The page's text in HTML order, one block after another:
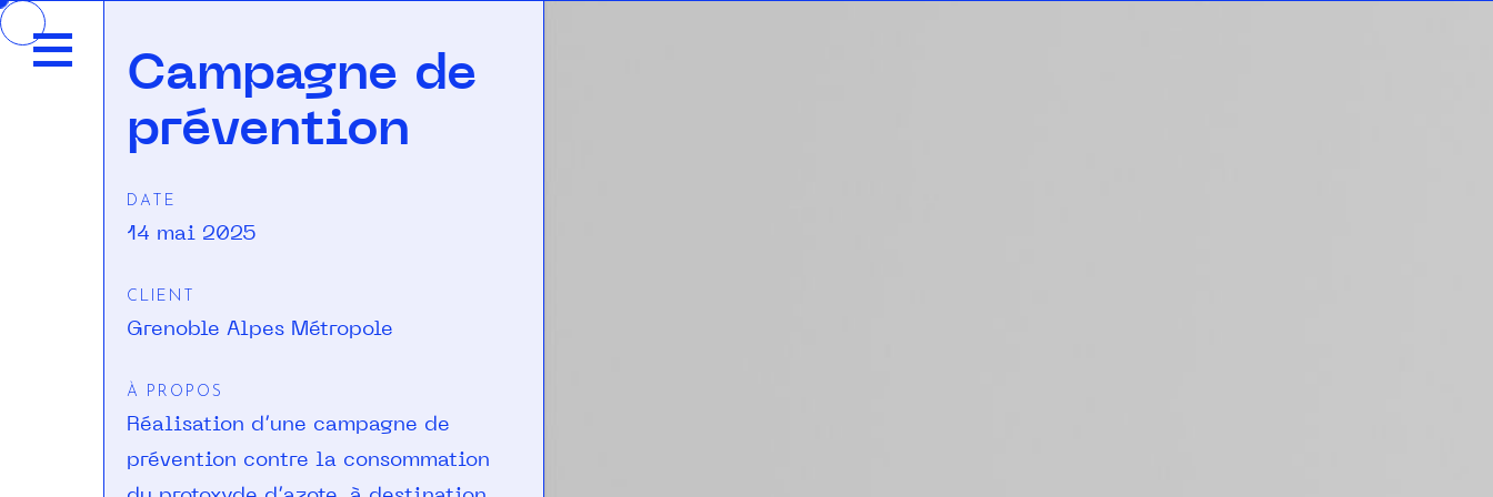
Accéder
au
contenu
Campagne de
prévention
DATE
14 mai 2025
CLIENT
Grenoble Alpes Métropole
À PROPOS
Réalisation d’une campagne de
prévention contre la consommation